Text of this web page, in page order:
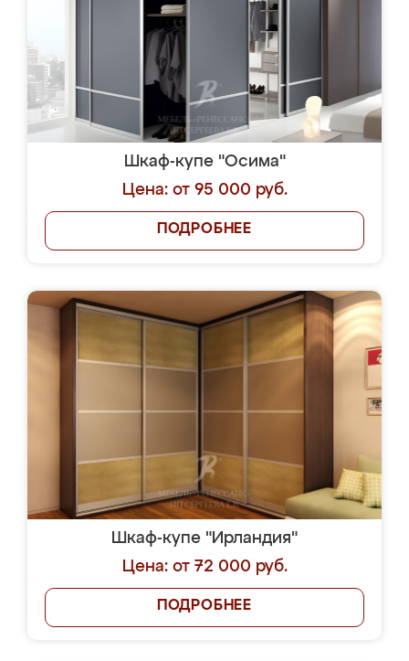
Шкаф-купе "Осима"
Цена: от 95 000 руб.
ПОДРОБНЕЕ
Шкаф-купе "Ирландия"
Цена: от 72 000 руб.
ПОДРОБНЕЕ